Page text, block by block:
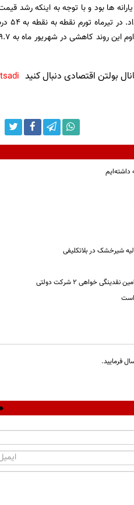
ها بود و با توجه به اینکه رشد
بولتن اقتصادی دنبال کنید
داشته‌ایم
شیرخشک در بلاتکلیفی
است
فرمایید.